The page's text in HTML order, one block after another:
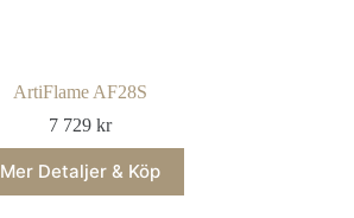
ArtiFlame AF28S
7 729 kr
Mer Detaljer & Köp